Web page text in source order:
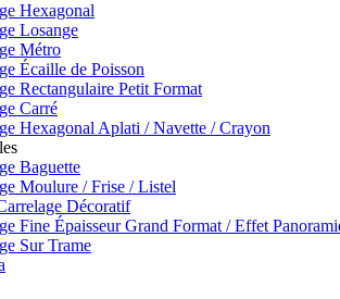
Hexagonal
Losange
Métro
Écaille de Poisson
Rectangulaire Petit Format
Carré
Hexagonal Aplati / Navette / Crayon
Baguette
Moulure / Frise / Listel
Décoratif
Fine Épaisseur Grand Format / Effet
Sur Trame